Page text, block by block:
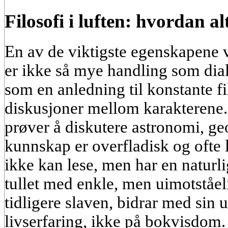
Filosofi i luften: hvordan
En av de viktigste
er ikke så mye handling som
som en anledning til konstante
diskusjoner mellom
prøver å diskutere astronomi,
kunnskap er overfladisk og
ikke kan lese, men har en
tullet med enkle, men
tidligere slaven, bidrar med sin
livserfaring, ikke på bokvisdom.